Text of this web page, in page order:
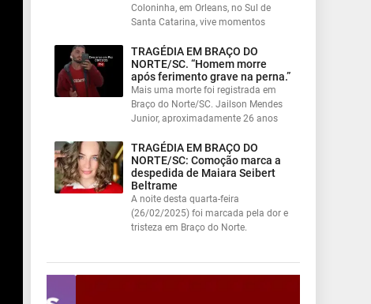
Coloninha, em Orleans, no Sul de
Santa Catarina, vive momentos
TRAGÉDIA EM BRAÇO DO
NORTE/SC. “Homem morre
após ferimento grave na perna.”
Mais uma morte foi registrada em
Braço do Norte/SC. Jailson Mendes
Junior, aproximadamente 26 anos
TRAGÉDIA EM BRAÇO DO
NORTE/SC: Comoção marca a
despedida de Maiara Seibert
Beltrame
A noite desta quarta-feira
(26/02/2025) foi marcada pela dor e
tristeza em Braço do Norte.